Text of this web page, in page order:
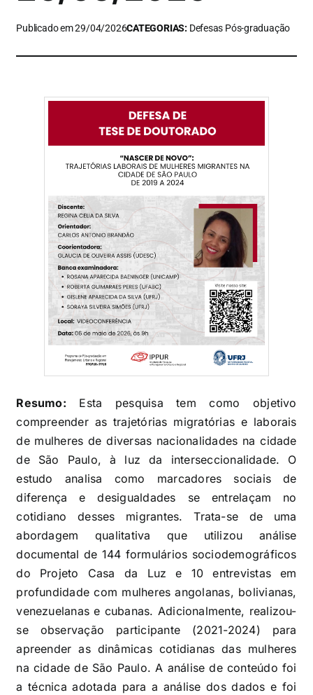
Publicado em 29/04/2026CATEGORIAS: Defesas Pós-graduação
Resumo: Esta pesquisa tem como objetivo
compreender as trajetórias migratórias e laborais
de mulheres de diversas nacionalidades na cidade
de São Paulo, à luz da interseccionalidade. O
estudo analisa como marcadores sociais de
diferença e desigualdades se entrelaçam no
cotidiano desses migrantes. Trata-se de uma
abordagem qualitativa que utilizou análise
documental de 144 formulários sociodemográficos
do Projeto Casa da Luz e 10 entrevistas em
profundidade com mulheres angolanas, bolivianas,
venezuelanas e cubanas. Adicionalmente, realizou-
se observação participante (2021-2024) para
apreender as dinâmicas cotidianas das mulheres
na cidade de São Paulo. A análise de conteúdo foi
a técnica adotada para a análise dos dados e foi